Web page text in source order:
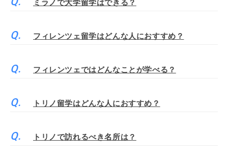
ミラノで大学留学はできる？
フィレンツェ留学はどんな人におすすめ？
フィレンツェではどんなことが学べる？
トリノ留学はどんな人におすすめ？
トリノで訪れるべき名所は？